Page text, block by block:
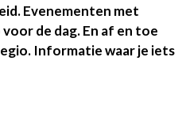
Evenementen met
de dag. En af en toe
Informatie waar je iets